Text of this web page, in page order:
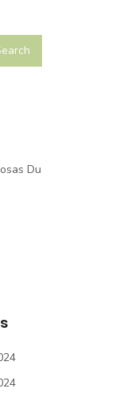
Du